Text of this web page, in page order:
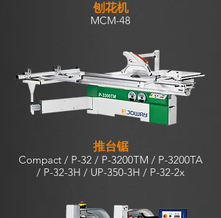
刨花机
MCM-48
推台锯
Compact / P-32 / P-3200TM / P-3200TA
/ P-32-3H / UP-350-3H / P-32-2x